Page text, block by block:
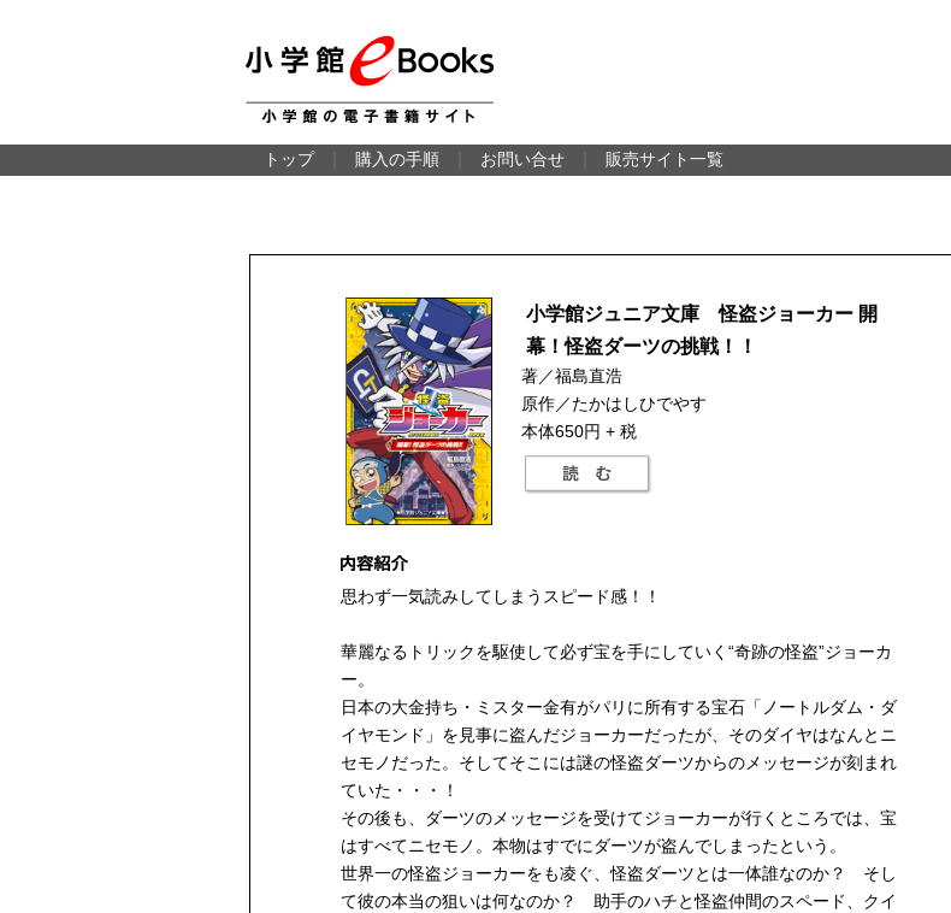
トップ 購入の手順 お問い合せ 販売サイト一覧
小学館ジュニア文庫 怪盗ジョーカー 開
幕！怪盗ダーツの挑戦！！
著／福島直浩
原作／たかはしひでやす
本体650円 + 税
思わず一気読みしてしまうスピード感！！
華麗なるトリックを駆使して必ず宝を手にしていく“奇跡の怪盗”ジョーカ
ー。
日本の大金持ち・ミスター金有がパリに所有する宝石「ノートルダム・ダ
イヤモンド」を見事に盗んだジョーカーだったが、そのダイヤはなんとニ
セモノだった。そしてそこには謎の怪盗ダーツからのメッセージが刻まれ
ていた・・・！
その後も、ダーツのメッセージを受けてジョーカーが行くところでは、宝
はすべてニセモノ。本物はすでにダーツが盗んでしまったという。
世界一の怪盗ジョーカーをも凌ぐ、怪盗ダーツとは一体誰なのか？ そし
て彼の本当の狙いは何なのか？ 助手のハチと怪盗仲間のスペード、クイ